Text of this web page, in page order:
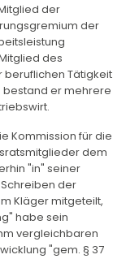
der
der
des
beruflichen Tätigkeit
bestand er mehrere
Kommission für die
dem
"in" seiner
Schreiben der
Kläger mitgeteilt,
habe sein
vergleichbaren
"gem. § 37